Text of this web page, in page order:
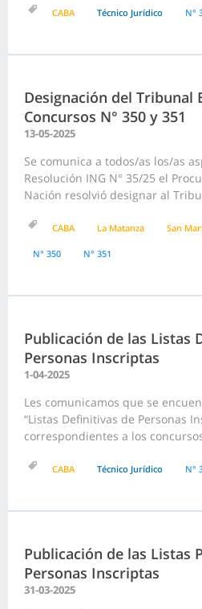
CABA Técnico Jurídico N°
Designación del Tribunal
Concursos N° 350 y 351
13-05-2025
Se comunica a todos/as los/as
Resolución ING N° 35/25 el
Nación resolvió designar al
CABA La Matanza San
N° 350 N° 351
Publicación de las Listas
Personas Inscriptas
1-04-2025
Les comunicamos que se
“Listas Definitivas de Personas
correspondientes a los
CABA Técnico Jurídico N°
Publicación de las Listas
Personas Inscriptas
31-03-2025